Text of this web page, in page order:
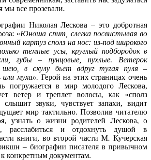
мы все прозевали.
Николая Лескова – это добротная
«Юноша спит, слегка посвистывая во
картуз сполз на нос: из-под широкого
темные усы, круглый подбородок в
губы – пунцовые, пухлые. Ветерок
в скулу бьет вдруг тугая пуля –
муха». Герой на этих страницах очень
погружается в мир молодого Лескова,
ветер и треплет волосы, как «сполз
слышит звуки, чувствует запахи, видит
мир тактильно. Позволив читателю
узнать о жизни родителей Лескова, о
расслабиться и отдохнуть душой в
книги, во второй части М. Кучерская
– биографии писателя в привычном
конкретным документам.